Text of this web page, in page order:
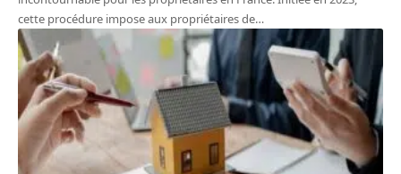
cette procédure impose aux propriétaires de…